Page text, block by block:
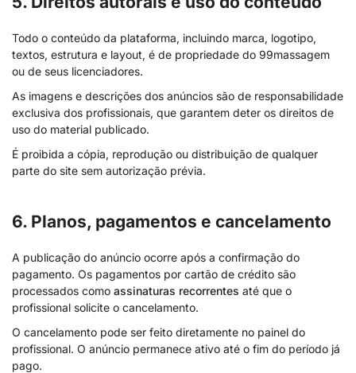
Todo o conteúdo da plataforma, incluindo marca, logotipo,
textos, estrutura e layout, é de propriedade do 99massagem
ou de seus licenciadores.
As imagens e descrições dos anúncios são de responsabilidade
exclusiva dos profissionais, que garantem deter os direitos de
uso do material publicado.
É proibida a cópia, reprodução ou distribuição de qualquer
parte do site sem autorização prévia.
6. Planos, pagamentos e cancelamento
A publicação do anúncio ocorre após a confirmação do
pagamento. Os pagamentos por cartão de crédito são
processados como assinaturas recorrentes até que o
profissional solicite o cancelamento.
O cancelamento pode ser feito diretamente no painel do
profissional. O anúncio permanece ativo até o fim do período já
pago.